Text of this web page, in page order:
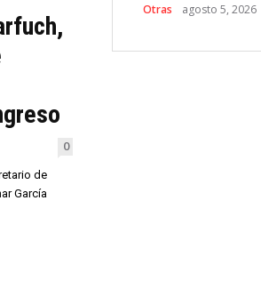
0
de
García
Otras agosto 5, 2026